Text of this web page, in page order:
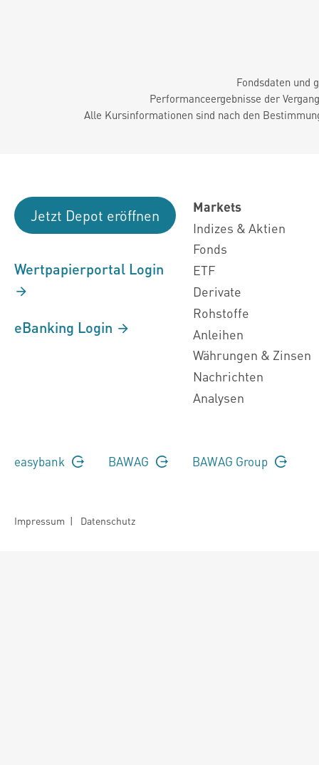
Fondsdaten und
Performanceergebnisse der
Alle Kursinformationen sind nach den
Jetzt Depot eröffnen
Wertpapierportal Login
eBanking Login
Markets
Indizes & Aktien
Fonds
ETF
Derivate
Rohstoffe
Anleihen
Währungen & Zinsen
Nachrichten
Analysen
easybank BAWAG BAWAG Group
Impressum | Datenschutz